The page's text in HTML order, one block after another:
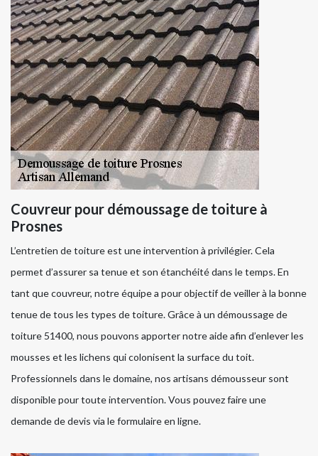
Couvreur pour démoussage de toiture à
Prosnes
L’entretien de toiture est une intervention à privilégier. Cela
permet d’assurer sa tenue et son étanchéité dans le temps. En
tant que couvreur, notre équipe a pour objectif de veiller à la bonne
tenue de tous les types de toiture. Grâce à un démoussage de
toiture 51400, nous pouvons apporter notre aide afin d’enlever les
mousses et les lichens qui colonisent la surface du toit.
Professionnels dans le domaine, nos artisans démousseur sont
disponible pour toute intervention. Vous pouvez faire une
demande de devis via le formulaire en ligne.